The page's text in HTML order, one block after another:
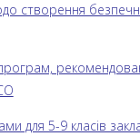
створення
для 5-9 класів